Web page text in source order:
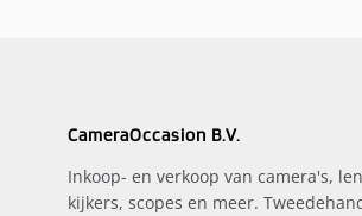
CameraOccasion B.V.
Inkoop- en verkoop van camera's,
kijkers, scopes en meer.